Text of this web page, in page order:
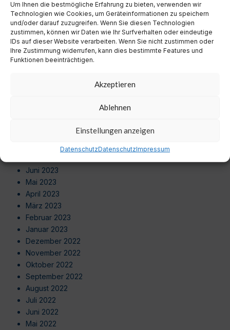
Um Ihnen die bestmögliche Erfahrung zu bieten, verwenden wir
Technologien wie Cookies, um Geräteinformationen zu speichern
und/oder darauf zuzugreifen. Wenn Sie diesen Technologien
zustimmen, können wir Daten wie Ihr Surfverhalten oder eindeutige
IDs auf dieser Website verarbeiten. Wenn Sie nicht zustimmen oder
Ihre Zustimmung widerrufen, kann dies bestimmte Features und
Funktionen beeinträchtigen.
Akzeptieren
Ablehnen
Einstellungen anzeigen
DatenschutzDatenschutzImpressum
August 2024
Juli 2024
Juni 2024
Mai 2024
April 2024
März 2024
September 2023
August 2023
Juni 2023
Mai 2023
April 2023
März 2023
Februar 2023
Januar 2023
Dezember 2022
November 2022
Oktober 2022
September 2022
August 2022
Juli 2022
Juni 2022
Mai 2022